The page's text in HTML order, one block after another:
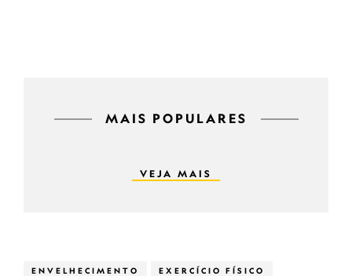
MAIS POPULARES
VEJA MAIS
ENVELHECIMENTO EXERCÍCIO FÍSICO